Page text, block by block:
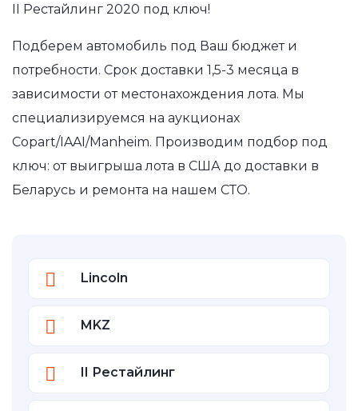
II Рестайлинг 2020 под ключ!
Подберем автомобиль под Ваш бюджет и
потребности. Срок доставки 1,5-3 месяца в
зависимости от местонахождения лота. Мы
специализируемся на аукционах
Copart/IAAI/Manheim. Производим подбор под
ключ: от выигрыша лота в США до доставки в
Беларусь и ремонта на нашем СТО.
Lincoln
MKZ
II Рестайлинг